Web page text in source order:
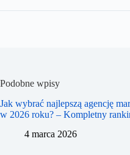
Podobne wpisy
Jak wybrać najlepszą agencję
w 2026 roku? – Kompletny
4 marca 2026